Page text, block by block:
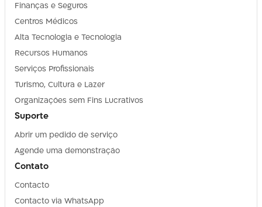
Finanças e Seguros
Centros Médicos
Alta Tecnologia e Tecnologia
Recursos Humanos
Serviços Profissionais
Turismo, Cultura e Lazer
Organizações sem Fins Lucrativos
Suporte
Abrir um pedido de serviço
Agende uma demonstração
Contato
Contacto
Contacto via WhatsApp